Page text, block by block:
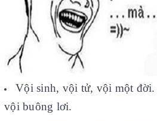
Vội sinh, vội tử, vội một
vội buông lơi.